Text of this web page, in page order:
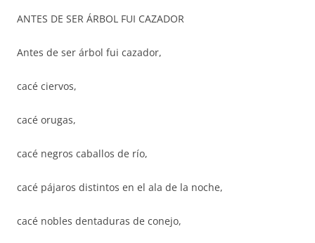
ANTES DE SER ÁRBOL FUI CAZADOR
Antes de ser árbol fui cazador,
cacé ciervos,
cacé orugas,
cacé negros caballos de río,
cacé pájaros distintos en el ala de la noche,
cacé nobles dentaduras de conejo,